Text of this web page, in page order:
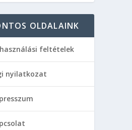
OLDALAINK
feltételek
nyilatkozat